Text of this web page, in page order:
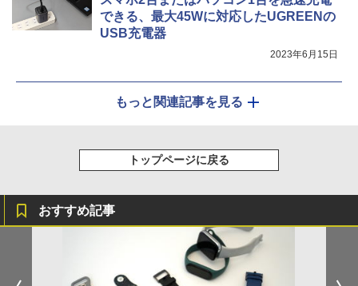
できる、最大45Wに対応したUGREENの
USB充電器
2023年6月15日
もっと関連記事を見る
トップページに戻る
おすすめ記事